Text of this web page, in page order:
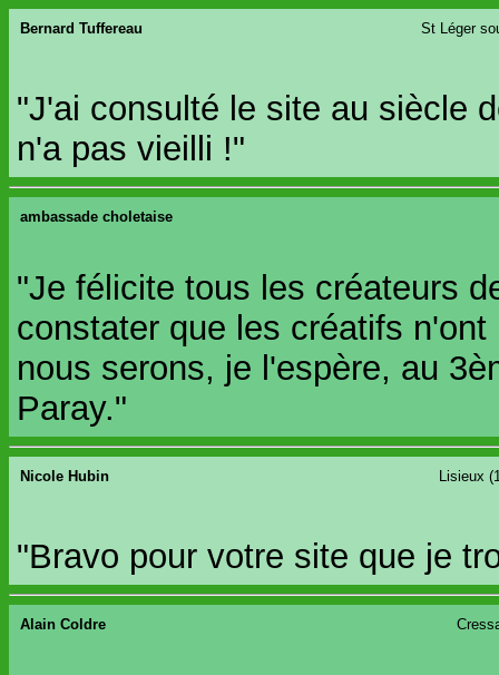
Bernard Tuffereau St Léger
"J'ai consulté le site au siècle
n'a pas vieilli !"
ambassade choletaise
"Je félicite tous les créateurs
constater que les créatifs
nous serons, je l'espère, au
Paray."
Nicole Hubin Lisieux
"Bravo pour votre site que je
Alain Coldre